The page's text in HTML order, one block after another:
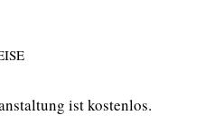
ist kostenlos.